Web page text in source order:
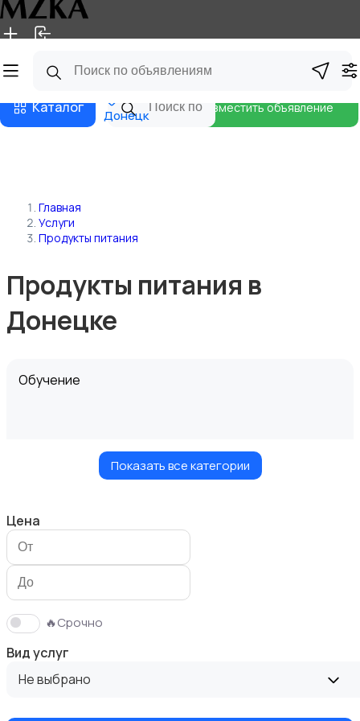
Главная Магазины
Каталог Донецк
Разместить объявление
Главная
Услуги
Продукты питания
Продукты питания в
Донецке
Обучение
Красота и здоровье
Показать все категории
Цена
🔥Срочно
Вид услуг
Не выбрано